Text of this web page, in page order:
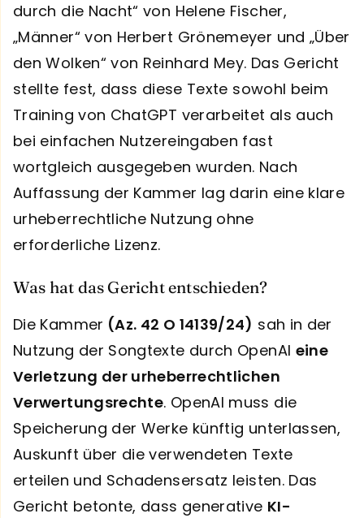
durch die Nacht“ von Helene Fischer,
„Männer“ von Herbert Grönemeyer und „Über
den Wolken“ von Reinhard Mey. Das Gericht
stellte fest, dass diese Texte sowohl beim
Training von ChatGPT verarbeitet als auch
bei einfachen Nutzereingaben fast
wortgleich ausgegeben wurden. Nach
Auffassung der Kammer lag darin eine klare
urheberrechtliche Nutzung ohne
erforderliche Lizenz.
Was hat das Gericht entschieden?
Die Kammer (Az. 42 O 14139/24) sah in der
Nutzung der Songtexte durch OpenAI eine
Verletzung der urheberrechtlichen
Verwertungsrechte. OpenAI muss die
Speicherung der Werke künftig unterlassen,
Auskunft über die verwendeten Texte
erteilen und Schadensersatz leisten. Das
Gericht betonte, dass generative KI-